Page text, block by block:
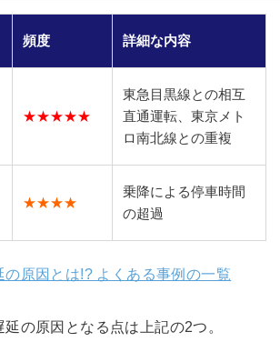
頻度 詳細な内容
★★★★★
東急目黒線との相互
直通運転、東京メト
ロ南北線との重複
★★★★
乗降による停車時間
の超過
の原因とは!? よくある事例の一覧
の原因となる点は上記の2つ。